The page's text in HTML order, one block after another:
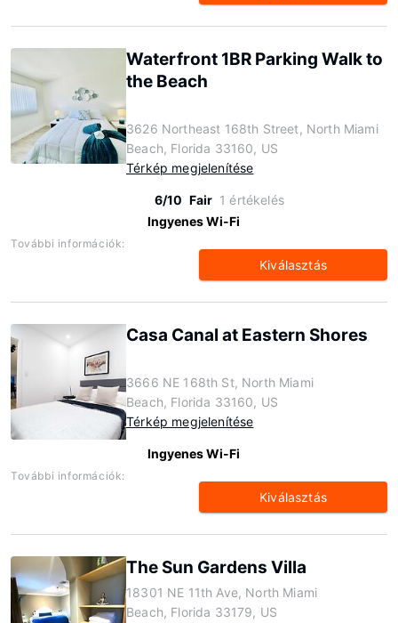
Waterfront 1BR Parking Walk to
the Beach
3626 Northeast 168th Street, North Miami
Beach, Florida 33160, US
Térkép megjelenítése
6/10 Fair 1 értékelés
Ingyenes Wi-Fi
További információk:
Kiválasztás
Casa Canal at Eastern Shores
3666 NE 168th St, North Miami
Beach, Florida 33160, US
Térkép megjelenítése
Ingyenes Wi-Fi
További információk:
Kiválasztás
The Sun Gardens Villa
18301 NE 11th Ave, North Miami
Beach, Florida 33179, US